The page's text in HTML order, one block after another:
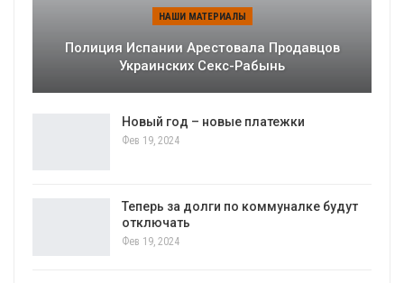
НАШИ МАТЕРИАЛЫ
Полиция Испании Арестовала Продавцов
Украинских Секс-Рабынь
Новый год – новые платежки
Фев 19, 2024
Теперь за долги по коммуналке будут
отключать
Фев 19, 2024